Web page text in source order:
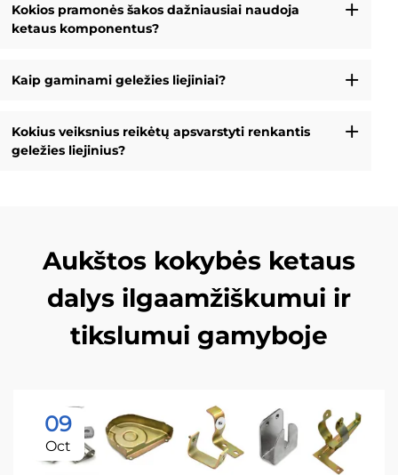
Kokios pramonės šakos dažniausiai naudoja
ketaus komponentus?
Kaip gaminami geležies liejiniai?
Kokius veiksnius reikėtų apsvarstyti renkantis
geležies liejinius?
Aukštos kokybės ketaus
dalys ilgaamžiškumui ir
tikslumui gamyboje
09
Oct